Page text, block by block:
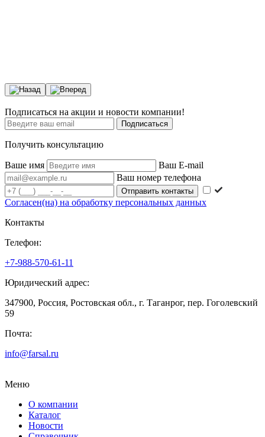
Подписаться на акции и новости компании!
Подписаться
Получить консультацию
Ваше имя
Ваш E-mail
Ваш номер телефона
Согласен(на) на обработку персональных данных
Контакты
Телефон:
+7-988-570-61-11
Юридический адрес:
347900, Россия, Ростовская обл., г. Таганрог, пер. Гоголевский
59
Почта:
info@farsal.ru
Меню
О компании
Каталог
Новости